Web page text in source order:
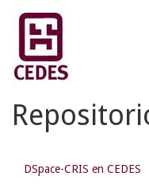
DSpace-CRIS en CEDES